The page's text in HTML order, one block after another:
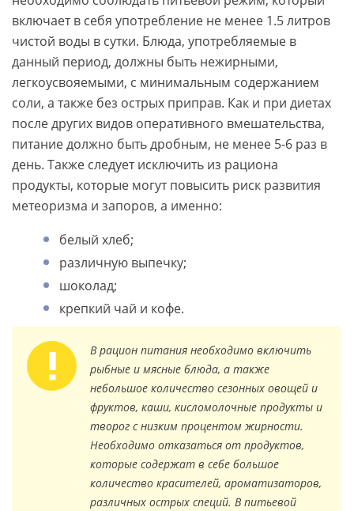
включает в себя употребление не менее 1.5 литров
чистой воды в сутки. Блюда, употребляемые в
данный период, должны быть нежирными,
легкоусвояемыми, с минимальным содержанием
соли, а также без острых приправ. Как и при диетах
после других видов оперативного вмешательства,
питание должно быть дробным, не менее 5-6 раз в
день. Также следует исключить из рациона
продукты, которые могут повысить риск развития
метеоризма и запоров, а именно:
белый хлеб;
различную выпечку;
шоколад;
крепкий чай и кофе.
В рацион питания необходимо включить
рыбные и мясные блюда, а также
небольшое количество сезонных овощей и
фруктов, каши, кисломолочные продукты и
творог с низким процентом жирности.
Необходимо отказаться от продуктов,
которые содержат в себе большое
количество красителей, ароматизаторов,
различных острых специй. В питьевой